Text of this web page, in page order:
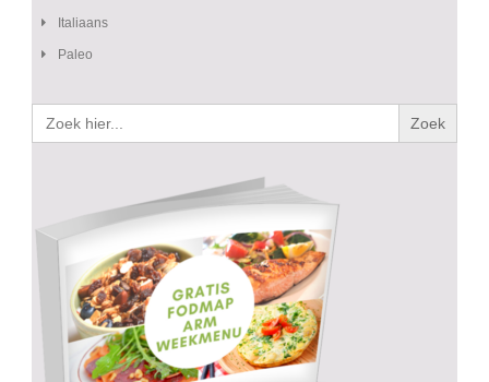
Italiaans
Paleo
Zoek
naar: